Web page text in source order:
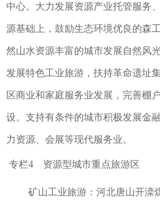
中心。大力发展资源产业托管服务
源基础上，鼓励生态环境优良的森
然山水资源丰富的城市发展自然风
发展特色工业旅游，扶持革命遗址
区商业和家庭服务业发展，完善棚
设。支持有条件的城市积极发展金
力资源、会展等现代服务业。
专栏4 资源型城市重点旅游区
矿山工业旅游：河北唐山开滦